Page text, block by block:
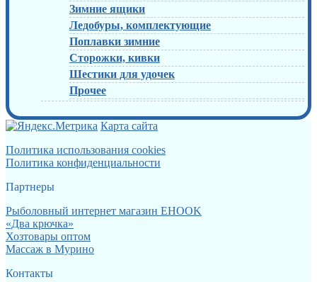
Зимние ящики
Ледобуры, комплектующие
Поплавки зимние
Сторожки, кивки
Шестики для удочек
Прочее
Карта сайта
Политика использования cookies
Политика конфиденциальности
Партнеры
Рыболовный интернет магазин EHOOK
«Два крючка»
Хозтовары оптом
Массаж в Мурино
Контакты